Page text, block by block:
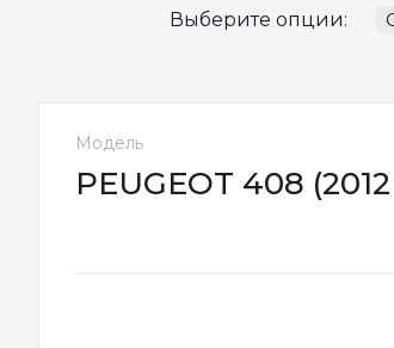
Выберите опции:
Модель
PEUGEOT 408 (2012